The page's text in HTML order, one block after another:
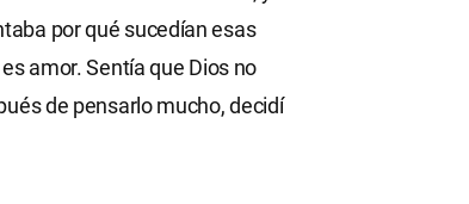
por qué sucedían esas
amor. Sentía que Dios no
de pensarlo mucho, decidí